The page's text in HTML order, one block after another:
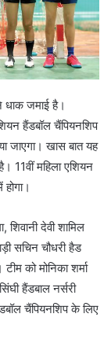
धाक जमाई है।
हैंडबॉल चैंपियनशिप
जाएगा। खास बात यह
11वीं महिला एशियन
शिवानी देवी शामिल
सचिन चौधरी हैड
को मोनिका शर्मा
हैंडबाल नर्सरी
चैंपियनशिप के लिए